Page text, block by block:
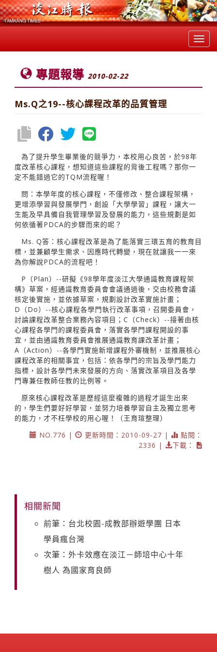
專題報導 2010-02-22
Ms.Q之19--核心課程改革的品質管理
為了提升學生畢業後的競爭力，本校用心良苦，於98年
度改革核心課程，想知道這些課程的背後工程嗎？那你一
定不能錯過它的TQM流程喔！
問：本學年度的核心課程，不僅修改、整合課程架構，
更增添學習與發展學門，創設「大學學習」課程，讓大一
生能及早具備自我管理學習及發展的能力，這些規劃是如
何依循著PDCA的步驟而來的呢？
Ms. Q答：核心課程改革是為了能落實三環五育的教育目
標，並兼顧學生需求、因應時代轉變，現在就讓我一一來
為你解說PDCA的流程吧！
P（Plan）--研擬《98學年度淡江大學通識教育課程架
構》草案，經通識教育委員會會議通過後，交由校務會議
核定後實施，並依據草案，規劃設計改革實施計畫；
D（Do）--核心課程各學門執行改革事項，召開委員會，
討論課程改革整合業務內容項目；C（Check）--接著由核
心課程各學門的課程委員會，落實各學門課程開設的事
宜，並由通識教育委員會推展通識教育課改革計畫；
A（Action）--各學門實施新增課程外審機制，並推展核心
課程改革的相關事宜，包括：依各學門的宗旨及學門能力
指標，設計各學門未來發展的方向、落實改革項目及各學
門專兼任教師任教的比例等。
原來核心課程改革是歷經這麼複雜的過程才誕生出來
的，學生們要好好學習，並努力培養學習自主及獨立思考
的能力，才不枉學校的用心喔！（王育瑄整理）
NO.776 |
更新時間：2010-09-27 |
點閱：
2336 |
下載：
相關新聞
前筆：台北校園-成教部辦遊學團 日本
學員瘋台灣
次筆：外卡效應在淡江－師培中心十年
樹人 為國家育良師